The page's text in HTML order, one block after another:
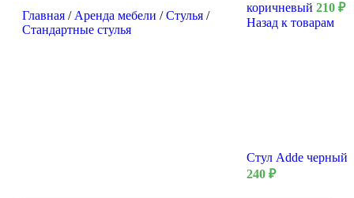
Главная / Аренда мебели / Стулья /
Стандартные стулья
коричневый 210 ₽
Назад к товарам
Стул Adde черный
240 ₽